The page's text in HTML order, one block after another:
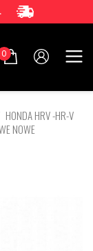
0
HONDA HRV -HR-V
NOWE